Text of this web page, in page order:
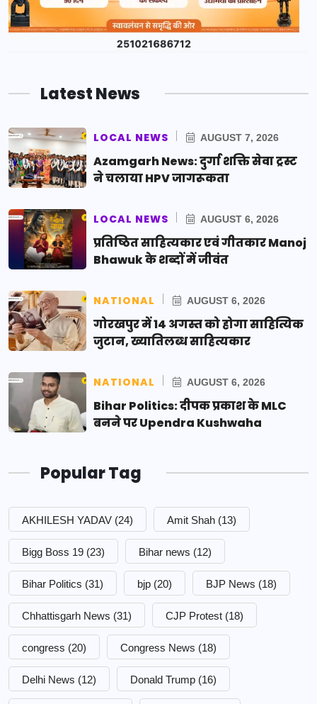
Latest News
LOCAL NEWS AUGUST 7, 2026
Azamgarh News: दुर्गा शक्ति सेवा ट्रस्ट
ने चलाया HPV जागरूकता
LOCAL NEWS AUGUST 6, 2026
प्रतिष्ठित साहित्यकार एवं गीतकार Manoj
Bhawuk के शब्दों में जीवंत
NATIONAL AUGUST 6, 2026
गोरखपुर में 14 अगस्त को होगा साहित्यिक
जुटान, ख्यातिलब्ध साहित्यकार
NATIONAL AUGUST 6, 2026
Bihar Politics: दीपक प्रकाश के MLC
बनने पर Upendra Kushwaha
Popular Tag
AKHILESH YADAV (24) Amit Shah (13)
Bigg Boss 19 (23) Bihar news (12)
Bihar Politics (31) bjp (20) BJP News (18)
Chhattisgarh News (31) CJP Protest (18)
congress (20) Congress News (18)
Delhi News (12) Donald Trump (16)